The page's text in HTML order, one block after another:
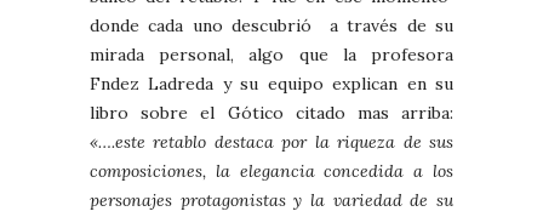
donde cada uno descubrió a través de su
mirada personal, algo que la profesora
Fndez Ladreda y su equipo explican en su
libro sobre el Gótico citado mas arriba:
«….este retablo destaca por la riqueza de sus
composiciones, la elegancia concedida a los
personajes protagonistas y la variedad de su